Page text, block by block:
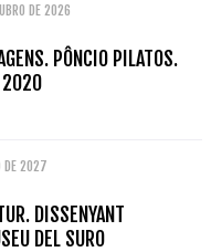
DE 2026
PÔNCIO PILATOS.
2020
DE 2027
DISSENYANT
DEL SURO